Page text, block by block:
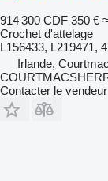
914 300 CDF 350 €
Crochet d'attelage
L156433, L219471,
Irlande,
Contacter le vendeur